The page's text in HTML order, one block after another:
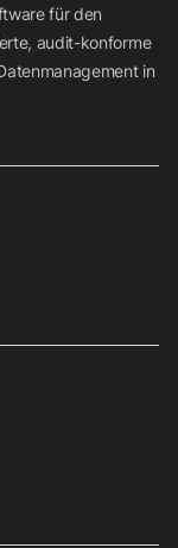
für den
audit-konforme
in